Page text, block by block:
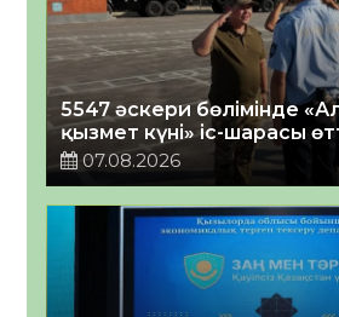
5547 әскери бөлімінде
қызмет күні» іс-шарасы
07.08.2026